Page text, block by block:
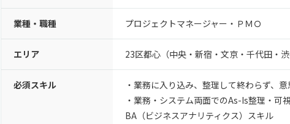
業種・職種 プロジェクトマネージャー・ＰＭＯ
エリア 23区都心（中央・新宿・文京・千代田・渋
必須スキル
・業務に入り込み、整理して終わらず、
・業務・システム両面でのAs-Is整理・
BA（ビジネスアナリティクス）スキル